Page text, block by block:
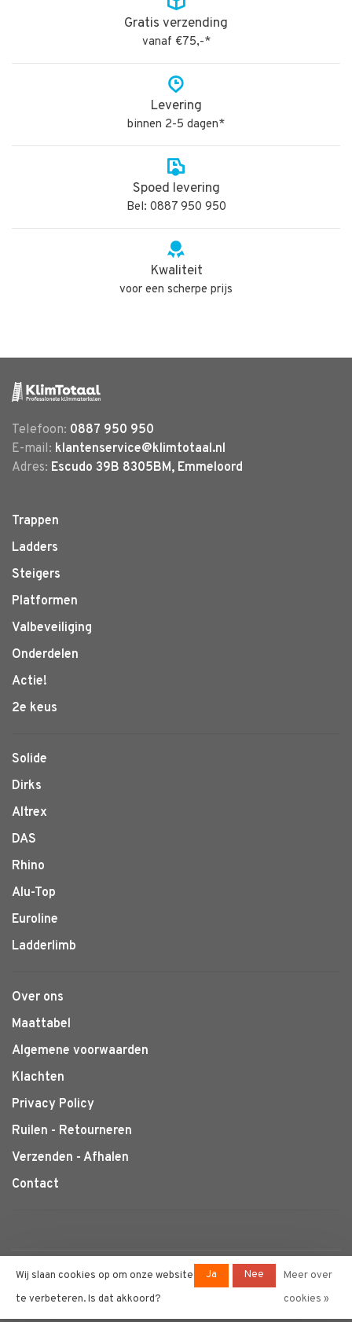
Gratis verzending
vanaf €75,-*
Levering
binnen 2-5 dagen*
Spoed levering
Bel: 0887 950 950
Kwaliteit
voor een scherpe prijs
Telefoon: 0887 950 950
E-mail: klantenservice@klimtotaal.nl
Adres: Escudo 39B 8305BM, Emmeloord
Trappen
Ladders
Steigers
Platformen
Valbeveiliging
Onderdelen
Actie!
2e keus
Solide
Dirks
Altrex
DAS
Rhino
Alu-Top
Euroline
Ladderlimb
Over ons
Maattabel
Algemene voorwaarden
Klachten
Privacy Policy
Ruilen - Retourneren
Verzenden - Afhalen
Contact
© Copyright 2026 Klimtotaal.nl-
Huysmans.me
Wij slaan cookies op om onze website
te verbeteren. Is dat akkoord?
Ja Nee
Meer over
cookies »